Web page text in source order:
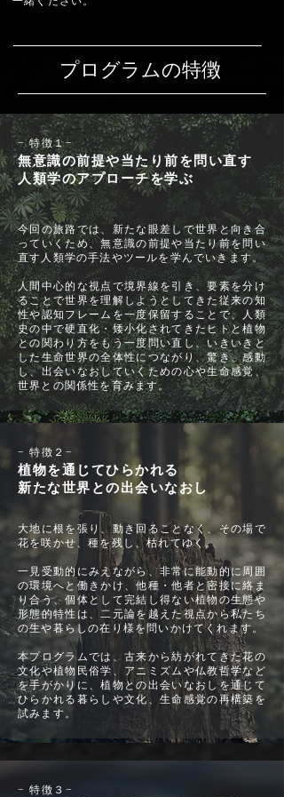
​プログラムの特徴
− 特徴１−
無意識の前提や当たり前を問い直す
人類学のアプローチを学ぶ
今回の旅路では、新たな眼差しで世界と向き合
っていくため、無意識の前提や当たり前を問い
直す 人類学の手法やツールを学んでいきます。
人間中心的な視点で境界線を引き、要素を分け
ることで世界を理解しようとしてきた従来の知
性や認知フレームを一度保留することで、人類
史の中で硬直化・矮小化されてきたヒトと植物
との関わり方をもう一度問い直し、いきいきと
した生命世界の全体性につながり、驚き、感動
し、出会いなおしていくための心や生命感覚、
世界との関係性を育みます。
− 特徴２ −
植物を通じてひらかれる
新たな世界との出会いなおし
大地に根を張り、動き回ることなく、その場で
花を咲かせ、種を残し、枯れてゆく。
一見受動的にみえながら、非常に能動的に周囲
の環境へと働きかけ、他種・他者と密接に絡ま
り合う、個体として完結し得ない植物の生態や
形態的特性は、二元論を越えた視点から私たち
の生や暮らしの在り様を問いかけてくれます。
本プログラムでは、古来から紡がれてきた花の
文化や植物民俗学、アニミズムや仏教哲学など
を手がかりに、植物との出会いなおしを通じて
ひらかれる暮らしや文化、生命感覚の再構築を
試みます。
− 特徴３ −